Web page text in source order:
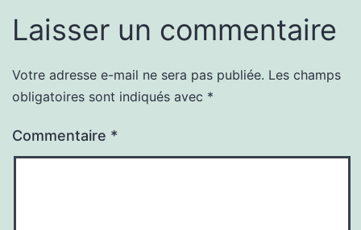
Laisser un commentaire
Votre adresse e-mail ne sera pas publiée. Les champs
obligatoires sont indiqués avec *
Commentaire *